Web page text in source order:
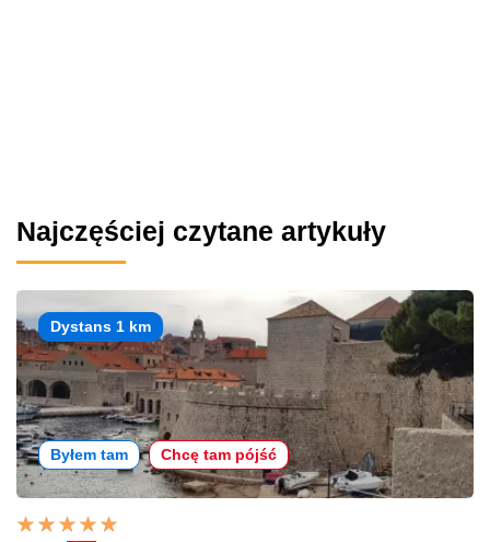
Najczęściej czytane artykuły
Dystans 1 km
Byłem tam Chcę tam pójść